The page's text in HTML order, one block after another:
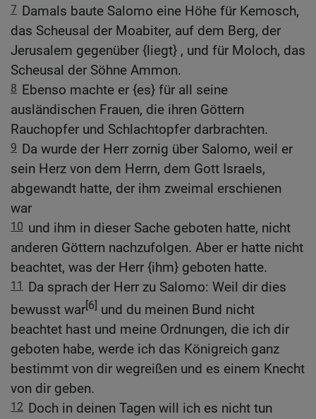
7 Damals baute Salomo eine Höhe für Kemosch,
das Scheusal der Moabiter, auf dem Berg, der
Jerusalem gegenüber {liegt} , und für Moloch, das
Scheusal der Söhne Ammon.
8 Ebenso machte er {es} für all seine
ausländischen Frauen, die ihren Göttern
Rauchopfer und Schlachtopfer darbrachten.
9 Da wurde der Herr zornig über Salomo, weil er
sein Herz von dem Herrn, dem Gott Israels,
abgewandt hatte, der ihm zweimal erschienen
war
10 und ihm in dieser Sache geboten hatte, nicht
anderen Göttern nachzufolgen. Aber er hatte nicht
beachtet, was der Herr {ihm} geboten hatte.
11 Da sprach der Herr zu Salomo: Weil dir dies
bewusst war[6] und du meinen Bund nicht
beachtet hast und meine Ordnungen, die ich dir
geboten habe, werde ich das Königreich ganz
bestimmt von dir wegreißen und es einem Knecht
von dir geben.
12 Doch in deinen Tagen will ich es nicht tun